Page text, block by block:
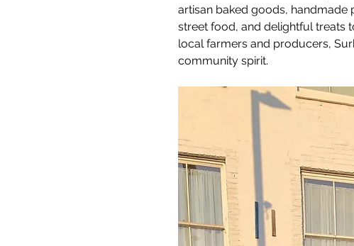
artisan baked goods, handmade
street food, and delightful treats
local farmers and producers,
community spirit.